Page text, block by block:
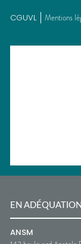
CGUVL Mentions
EN
ANSM